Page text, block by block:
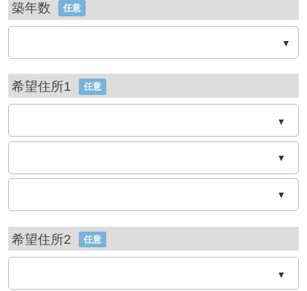
築年数 任意
希望住所1 任意
▼
▼
▼
希望住所2 任意
▼